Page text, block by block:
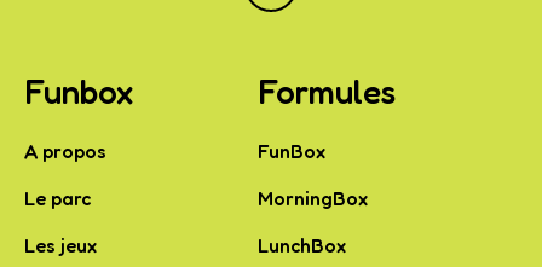
Funbox
A propos
Le parc
Les jeux
Formules
FunBox
MorningBox
LunchBox